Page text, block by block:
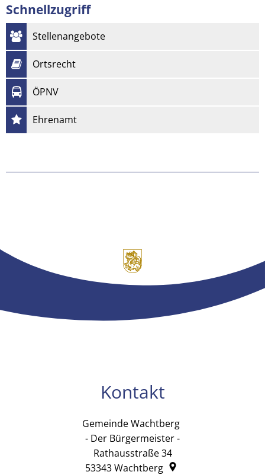
Schnellzugriff
Stellenangebote
Ortsrecht
ÖPNV
Ehrenamt
Kontakt
Gemeinde Wachtberg
- Der Bürgermeister -
Rathausstraße 34
53343Wachtberg